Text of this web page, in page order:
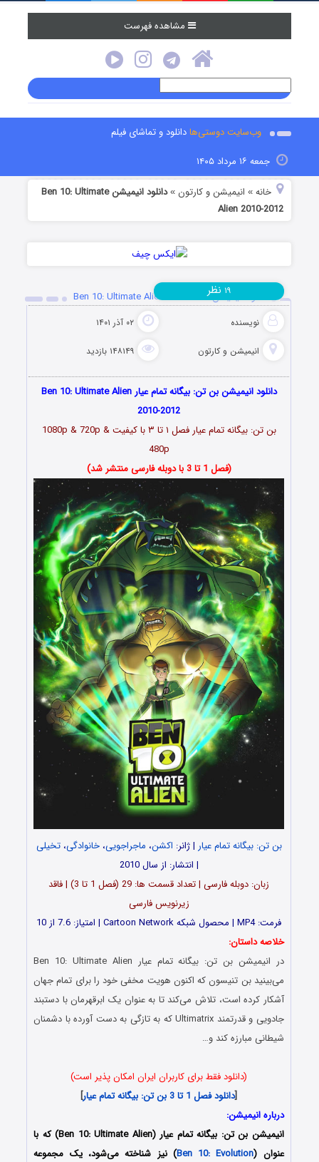
مشاهده فهرست
وب‌سایت دوستی‌هادانلود و تماشای فیلم
جمعه ۱۶ مرداد ۱۴۰۵
خانه » انیمیشن و کارتون »
دانلود انیمیشن Ben 10: Ultimate
Alien 2010-2012
دانلود انیمیشن Ben 10: Ultimate Alien 2010-2012
نویسنده ۰۲ آذر ۱۴۰۱
انیمیشن و کارتون ۱۴۸۱۴۹ بازدید
۱۹ نظر
دانلود انیمیشن بن تن: بیگانه تمام عیار Ben 10: Ultimate Alien
2010-2012
بن تن: بیگانه تمام عیار فصل ۱ تا ۳ با کیفیت 1080p & 720p &
480p
(فصل 1 تا 3 با دوبله فارسی منتشر شد)
بن تن: بیگانه تمام عیار | ژانر: اکشن، ماجراجویی،خانوادگی،تخیلی
| انتشار: از سال 2010
زبان: دوبله فارسی | تعداد قسمت‌‌‌‌ ها: 29 (فصل 1 تا 3) | فاقد
زیرنویس فارسی
فرمت: MP4 | محصول شبکه Cartoon Network | امتیاز: 7.6 از 10
خلاصه داستان:
در انیمیشن بن تن: بیگانه تمام عیار Ben 10: Ultimate Alien
می‌بینید بن تنیسون که اکنون هویت مخفی خود را برای تمام جهان
آشکار کرده است، تلاش می‌کند تا به عنوان یک ابرقهرمان با دستبند
جادویی و قدرتمند Ultimatrix که به تازگی به دست آورده با دشمنان
شیطانی مبارزه کند و…
(دانلود فقط برای کاربران ایران امکان پذیر است)
[دانلود فصل 1 تا 3 بن تن: بیگانه تمام عیار]
درباره انیمیشن:
انیمیشن بن تن: بیگانه تمام عیار
(Ben 10: Ultimate Alien) که با
عنوان (Ben 10: Evolution) نیز شناخته می‌شود، یک مجموعه